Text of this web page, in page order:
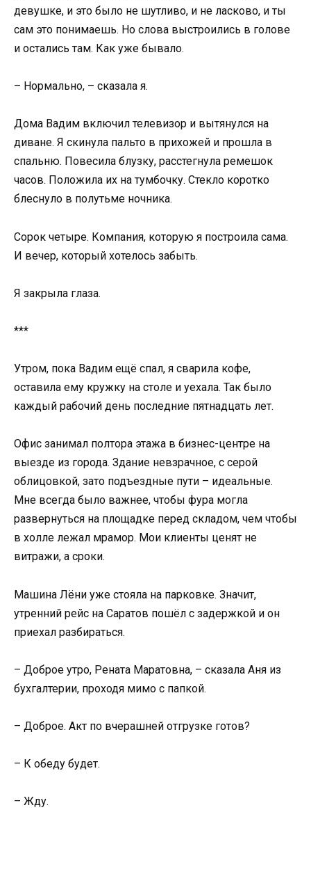
девушке, и это было не шутливо, и не ласково, и ты
сам это понимаешь. Но слова выстроились в голове
и остались там. Как уже бывало.
– Нормально, – сказала я.
Дома Вадим включил телевизор и вытянулся на
диване. Я скинула пальто в прихожей и прошла в
спальню. Повесила блузку, расстегнула ремешок
часов. Положила их на тумбочку. Стекло коротко
блеснуло в полутьме ночника.
Сорок четыре. Компания, которую я построила сама.
И вечер, который хотелось забыть.
Я закрыла глаза.
***
Утром, пока Вадим ещё спал, я сварила кофе,
оставила ему кружку на столе и уехала. Так было
каждый рабочий день последние пятнадцать лет.
Офис занимал полтора этажа в бизнес-центре на
выезде из города. Здание невзрачное, с серой
облицовкой, зато подъездные пути – идеальные.
Мне всегда было важнее, чтобы фура могла
развернуться на площадке перед складом, чем чтобы
в холле лежал мрамор. Мои клиенты ценят не
витражи, а сроки.
Машина Лёни уже стояла на парковке. Значит,
утренний рейс на Саратов пошёл с задержкой и он
приехал разбираться.
– Доброе утро, Рената Маратовна, – сказала Аня из
бухгалтерии, проходя мимо с папкой.
– Доброе. Акт по вчерашней отгрузке готов?
– К обеду будет.
– Жду.